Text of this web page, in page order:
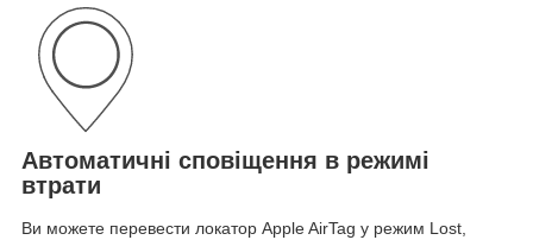
Автоматичні сповіщення в режимі
втрати
Ви можете перевести локатор Apple AirTag у режим Lost,